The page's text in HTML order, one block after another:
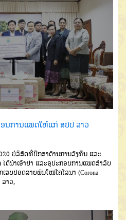
ນການແພດໃຫ້ແກ່ ສປປ ລາວ
ບໍລິສັດທີ່ປຶກສາດ້ານການລົງທຶນ ແລະ
ໄດ້ນຳເອົາຢາ ແລະອຸປະກອບການແພດສຳລັບ
ເສບປອດສາຍພັນໃໝ່ໂຄໂລນາ (Corona
າວ,